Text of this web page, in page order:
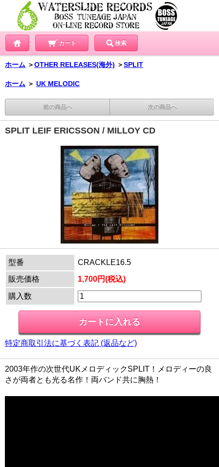
カート 検索
ホーム ＞OTHER RELEASES(海外) ＞SPLIT
ホーム ＞ UK MELODIC
前の商品へ 次の商品へ
SPLIT LEIF ERICSSON / MILLOY CD
型番
CRACKLE16.5
販売価格
1,700円(税込)
購入数
特定商取引法に基づく表記 (返品など)
2003年作の次世代UKメロディックSPLIT！メロディーの良
さが両者とも光る名作！両バンド共に胸熱！